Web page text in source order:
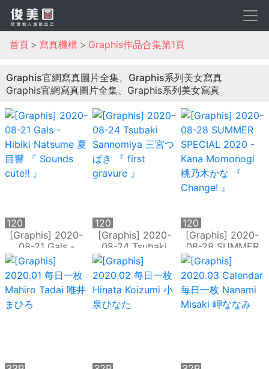
首頁 寫真機構 Graphis作品合集第1頁
Graphis官網寫真圖片全集、Graphis系列美女寫真
Graphis官網寫真圖片全集、Graphis系列美女寫真
[Graphis] 2020-
08-21 Gals -
Hibiki Natsume 夏
目響 『 Sounds
cute!! 』
120
P
[Graphis] 2020-
08-24 Tsubaki
Sannomiya 三宮つ
ばき 『 first
gravure 』
120
P
[Graphis] 2020-
08-28 SUMMER
SPECIAL 2020 -
Kana Momonogi
桃乃木かな 『
Change! 』
120
P